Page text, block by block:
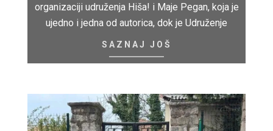
organizaciji udruženja Hiša! i Maje Pegan, koja je
ujedno i jedna od autorica, dok je Udruženje
SAZNAJ JOŠ